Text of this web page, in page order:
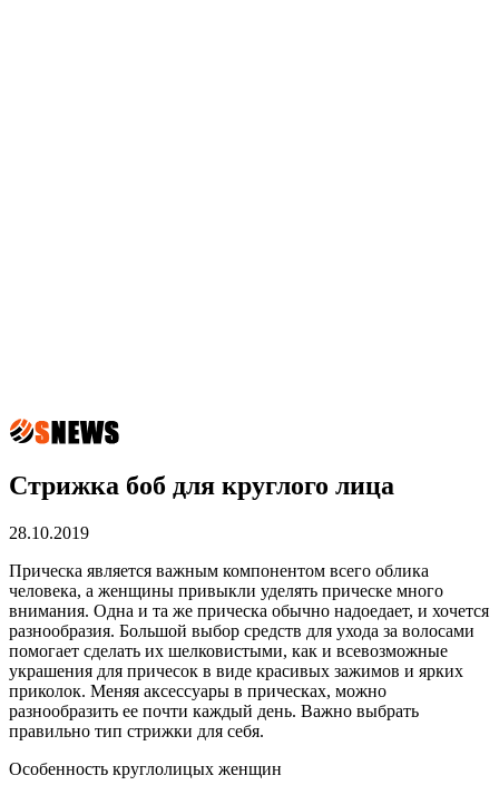
Стрижка боб для круглого лица
28.10.2019
Прическа является важным компонентом всего облика
человека, а женщины привыкли уделять прическе много
внимания. Одна и та же прическа обычно надоедает, и хочется
разнообразия. Большой выбор средств для ухода за волосами
помогает сделать их шелковистыми, как и всевозможные
украшения для причесок в виде красивых зажимов и ярких
приколок. Меняя аксессуары в прическах, можно
разнообразить ее почти каждый день. Важно выбрать
правильно тип стрижки для себя.
Особенность круглолицых женщин